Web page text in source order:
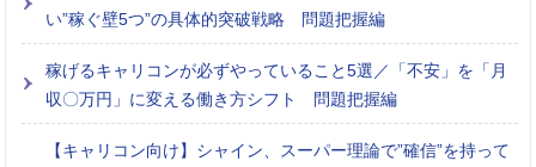
い”稼ぐ壁5つ”の具体的突破戦略 問題把握編
稼げるキャリコンが必ずやっていること5選／「不安」を「月
収〇万円」に変える働き方シフト 問題把握編
【キャリコン向け】シャイン、スーパー理論で”確信”を持って